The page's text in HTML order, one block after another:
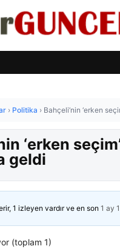
› Politika › Bahçeli’nin ‘erken
‘erken
geldi
1 izleyen vardır ve en son 1 ay
(toplam 1)